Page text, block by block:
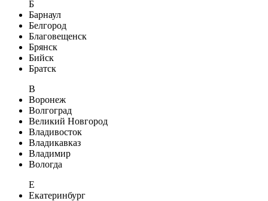
Б
Барнаул
Белгород
Благовещенск
Брянск
Бийск
Братск
В
Воронеж
Волгоград
Великий Новгород
Владивосток
Владикавказ
Владимир
Вологда
Е
Екатеринбург